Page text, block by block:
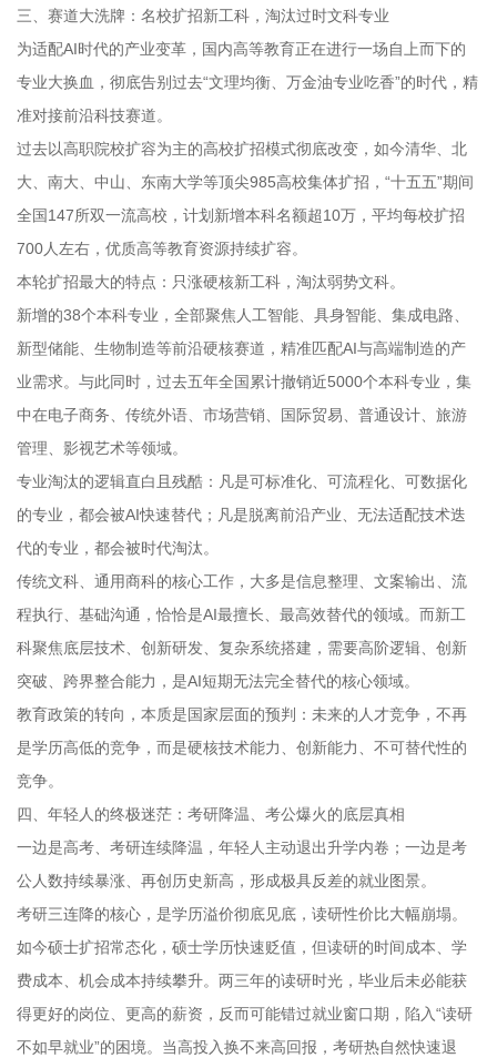
三、赛道大洗牌：名校扩招新工科，淘汰过时文科专业
为适配AI时代的产业变革，国内高等教育正在进行一场自上而下的
专业大换血，彻底告别过去“文理均衡、万金油专业吃香”的时代，精
准对接前沿科技赛道。
过去以高职院校扩容为主的高校扩招模式彻底改变，如今清华、北
大、南大、中山、东南大学等顶尖985高校集体扩招，“十五五”期间
全国147所双一流高校，计划新增本科名额超10万，平均每校扩招
700人左右，优质高等教育资源持续扩容。
本轮扩招最大的特点：只涨硬核新工科，淘汰弱势文科。
新增的38个本科专业，全部聚焦人工智能、具身智能、集成电路、
新型储能、生物制造等前沿硬核赛道，精准匹配AI与高端制造的产
业需求。与此同时，过去五年全国累计撤销近5000个本科专业，集
中在电子商务、传统外语、市场营销、国际贸易、普通设计、旅游
管理、影视艺术等领域。
专业淘汰的逻辑直白且残酷：凡是可标准化、可流程化、可数据化
的专业，都会被AI快速替代；凡是脱离前沿产业、无法适配技术迭
代的专业，都会被时代淘汰。
传统文科、通用商科的核心工作，大多是信息整理、文案输出、流
程执行、基础沟通，恰恰是AI最擅长、最高效替代的领域。而新工
科聚焦底层技术、创新研发、复杂系统搭建，需要高阶逻辑、创新
突破、跨界整合能力，是AI短期无法完全替代的核心领域。
教育政策的转向，本质是国家层面的预判：未来的人才竞争，不再
是学历高低的竞争，而是硬核技术能力、创新能力、不可替代性的
竞争。
四、年轻人的终极迷茫：考研降温、考公爆火的底层真相
一边是高考、考研连续降温，年轻人主动退出升学内卷；一边是考
公人数持续暴涨、再创历史新高，形成极具反差的就业图景。
考研三连降的核心，是学历溢价彻底见底，读研性价比大幅崩塌。
如今硕士扩招常态化，硕士学历快速贬值，但读研的时间成本、学
费成本、机会成本持续攀升。两三年的读研时光，毕业后未必能获
得更好的岗位、更高的薪资，反而可能错过就业窗口期，陷入“读研
不如早就业”的困境。当高投入换不来高回报，考研热自然快速退